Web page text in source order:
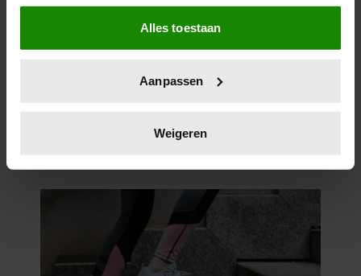
Als u het toestaat, willen we ook graag:
Informatie verzamelen over uw geografische
locatie, die tot een paar meter nauwkeurig kan zijn
scannen op specifieke eigenschappen (fingerprinting)
verwerkt en stel uw voorkeuren in het
intrekken in de Cookieverklaring.
We gebruiken cookies om content en advertenties te
personaliseren, om functies voor social media te bieden
en om ons websiteverkeer te analyseren. Ook delen we
informatie over uw gebruik van onze site met onze
Alles toestaan
Aanpassen
Weigeren